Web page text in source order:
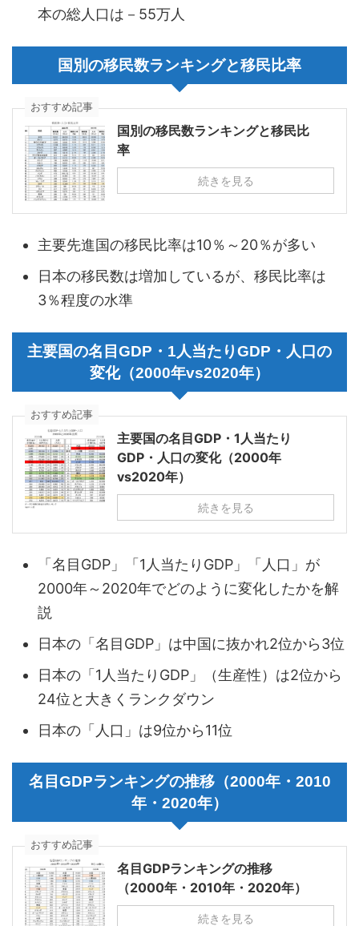
本の総人口は－55万人
国別の移民数ランキングと移民比率
おすすめ記事
国別の移民数ランキングと移民比
率
続きを見る
主要先進国の移民比率は10％～20％が多い
日本の移民数は増加しているが、移民比率は
3％程度の水準
主要国の名目GDP・1人当たりGDP・人口の
変化（2000年vs2020年）
おすすめ記事
主要国の名目GDP・1人当たり
GDP・人口の変化（2000年
vs2020年）
続きを見る
「名目GDP」「1人当たりGDP」「人口」が
2000年～2020年でどのように変化したかを解
説
日本の「名目GDP」は中国に抜かれ2位から3位
日本の「1人当たりGDP」（生産性）は2位から
24位と大きくランクダウン
日本の「人口」は9位から11位
名目GDPランキングの推移（2000年・2010
年・2020年）
おすすめ記事
名目GDPランキングの推移
（2000年・2010年・2020年）
続きを見る